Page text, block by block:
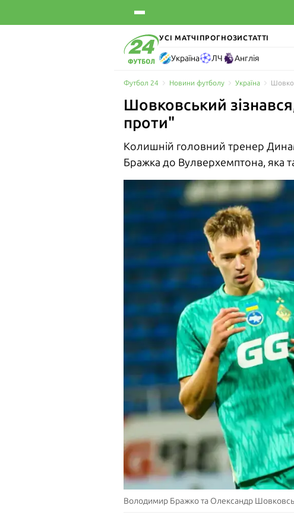
УСІ МАТЧІ ПРОГНОЗИСТАТТІ
Україна ЛЧ Англія
Футбол 24 Новини футболу Україна
Шовковський
проти"
Колишній головний тренер
Бражка до Вулверхемптона, яка
Володимир Бражко та Олександр